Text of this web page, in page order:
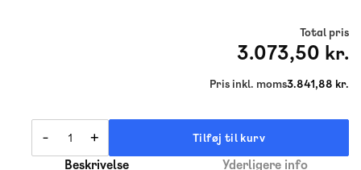
Total pris
3.073,50 kr.
Pris inkl. moms3.841,88 kr.
- + Tilføj til kurv
Beskrivelse Yderligere info